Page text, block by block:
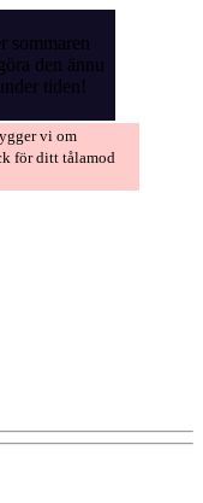
sommaren
den ännu
tiden!
vi om
för ditt tålamod